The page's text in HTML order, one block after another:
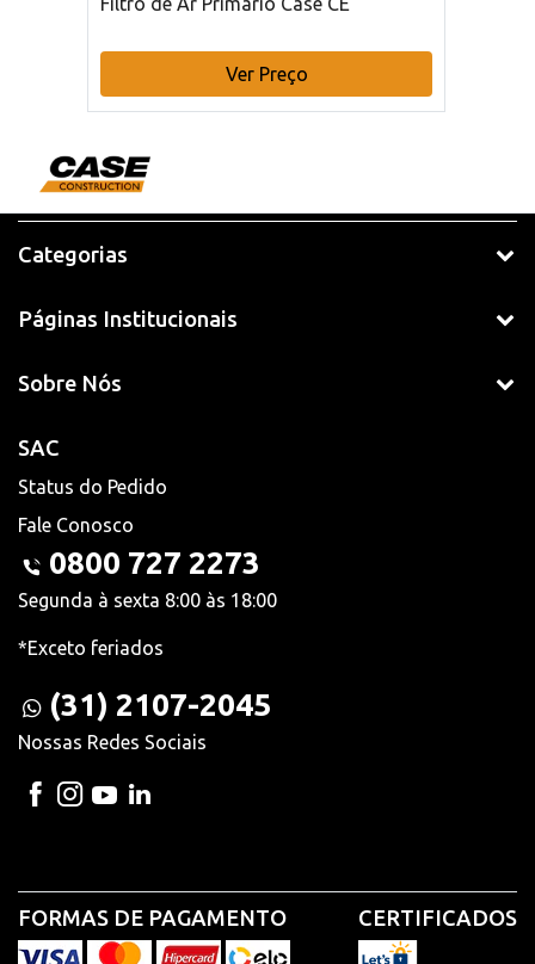
Ver Preço
Categorias
Páginas Institucionais
Sobre Nós
SAC
Status do Pedido
Fale Conosco
0800 727 2273
Segunda à sexta 8:00 às 18:00
*Exceto feriados
(31) 2107-2045
Nossas Redes Sociais
FORMAS DE PAGAMENTO CERTIFICADOS